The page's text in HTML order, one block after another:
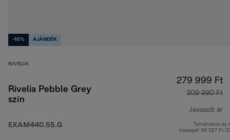
-10% AJÁNDÉK
RIVELIA
Rivelia Pebble Grey
szín
EXAM440.55.G
279 999 Ft
309 990 Ft
Javasolt ár
Tartalmazza az
összegét 59 527 Ft